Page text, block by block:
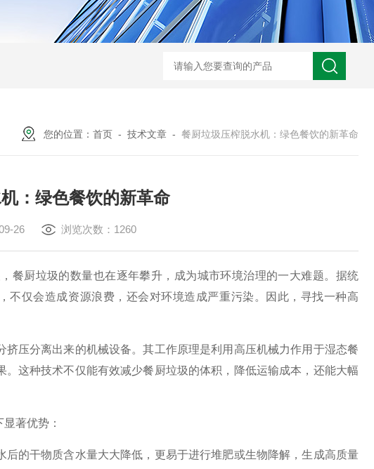
您的位置： 首页 - 技术文章 - 餐厨垃圾压榨脱水机：绿色餐饮的新革命
：绿色餐饮的新革命
09-26 浏览次数：1260
厨垃圾的数量也在逐年攀升，成为城市环境治理的一大难题。据统
仅会造成资源浪费，还会对环境造成严重污染。因此，寻找一种高
压分离出来的机械设备。其工作原理是利用高压机械力作用于湿态餐
这种技术不仅能有效减少餐厨垃圾的体积，降低运输成本，还能大幅
著优势：
干物质含水量大大降低，更易于进行堆肥或生物降解，生成高质量